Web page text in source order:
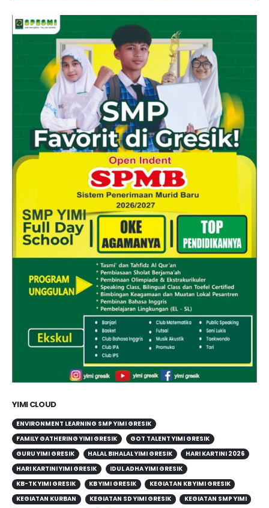
YIMI CLOUD
ENVIRONMENT LEARNING SMP YIMI GRESIK
FAMILY GATHERING YIMI GRESIK
GOT TALENT YIMI GRESIK
GURU YIMI GRESIK
HALAL BIHALAL YIMI GRESIK
HARI KARTINI 2026
HARI KARTINI YIMI GRESIK
IDUL ADHA YIMI GRESIK
KB-TK YIMI GRESIK
KB YIMI GRESIK
KEGIATAN KB YIMI GRESIK
KEGIATAN KURBAN
KEGIATAN SD YIMI GRESIK
KEGIATAN SMP YIMI